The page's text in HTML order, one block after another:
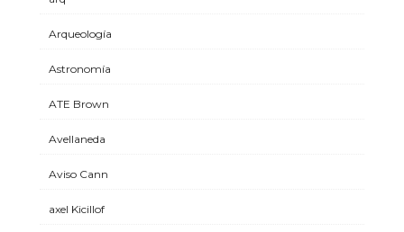
Arqueología
Astronomía
ATE Brown
Avellaneda
Aviso Cann
axel Kicillof